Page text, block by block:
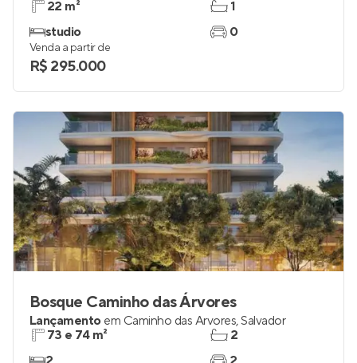
22 m²
studio
1
0
Venda a partir de
R$ 295.000
Bosque Caminho das Árvores
Lançamento em Caminho das Árvores,Salvador
73 e 74 m²
2